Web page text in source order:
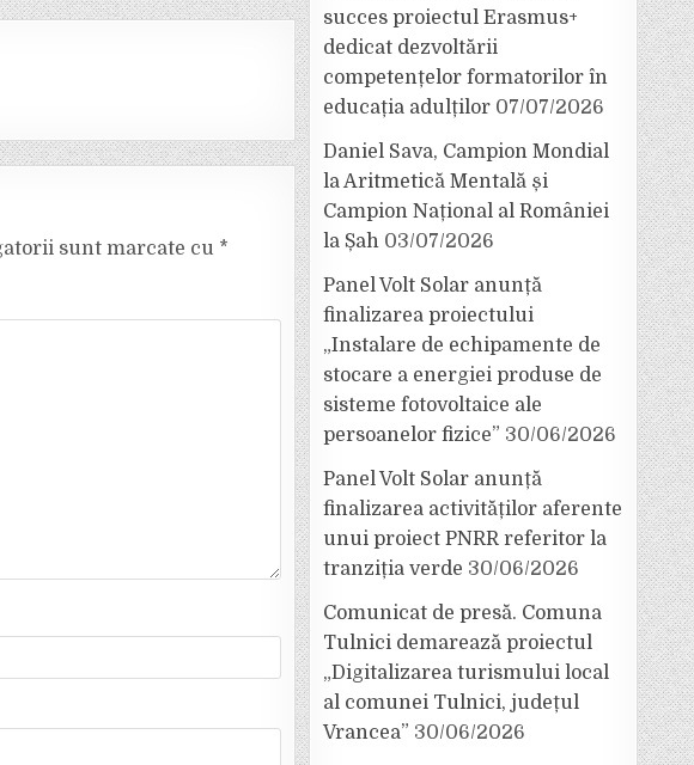
sunt marcate cu *
succes proiectul Erasmus+
dedicat dezvoltării
competențelor formatorilor în
educația adulților 07/07/2026
Daniel Sava, Campion Mondial
la Aritmetică Mentală și
Campion Național al României
la Șah 03/07/2026
Panel Volt Solar anunță
finalizarea proiectului
„Instalare de echipamente de
stocare a energiei produse de
sisteme fotovoltaice ale
persoanelor fizice” 30/06/2026
Panel Volt Solar anunță
finalizarea activităților aferente
unui proiect PNRR referitor la
tranziția verde 30/06/2026
Comunicat de presă. Comuna
Tulnici demarează proiectul
„Digitalizarea turismului local
al comunei Tulnici, județul
Vrancea” 30/06/2026